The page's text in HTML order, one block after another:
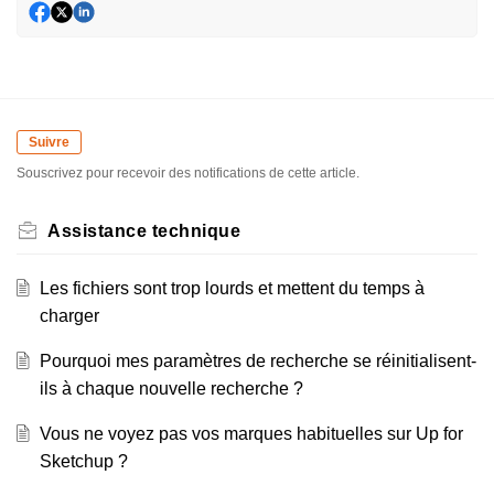
Suivre
Souscrivez pour recevoir des notifications de cette article.
Assistance technique
Les fichiers sont trop lourds et mettent du temps à
charger
Pourquoi mes paramètres de recherche se réinitialisent-
ils à chaque nouvelle recherche ?
Vous ne voyez pas vos marques habituelles sur Up for
Sketchup ?